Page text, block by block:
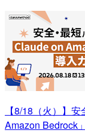
【8/18（火）】
Amazon Bedrock